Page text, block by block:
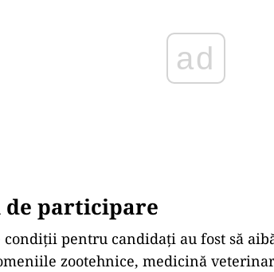
de participare
pentru candidați au fost să
zootehnice, medicină